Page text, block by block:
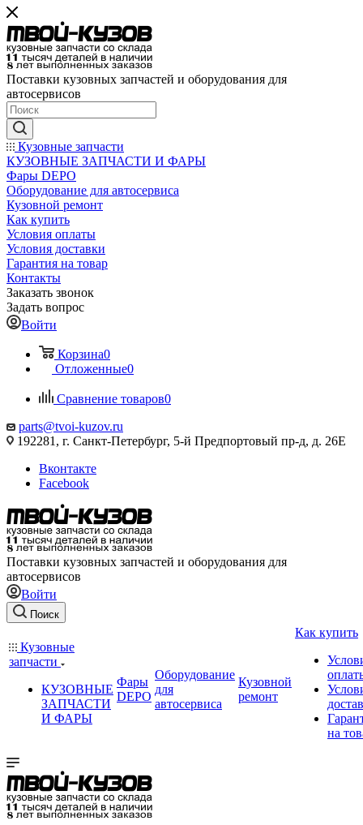
Поставки кузовных запчастей и оборудования для
автосервисов
Кузовные запчасти
КУЗОВНЫЕ ЗАПЧАСТИ И ФАРЫ
Фары DEPO
Оборудование для автосервиса
Кузовной ремонт
Как купить
Условия оплаты
Условия доставки
Гарантия на товар
Контакты
Заказать звонок
Задать вопрос
Войти
Корзина0
Отложенные0
Сравнение товаров0
parts@tvoi-kuzov.ru
192281, г. Санкт-Петербург, 5-й Предпортовый пр-д, д. 26Е
Вконтакте
Facebook
Поставки кузовных запчастей и оборудования для
автосервисов
Войти
Поиск
Кузовные
запчасти
КУЗОВНЫЕ
ЗАПЧАСТИ
И ФАРЫ
Фары
DEPO
Оборудование
для
автосервиса
Кузовной
ремонт
Как купить
на